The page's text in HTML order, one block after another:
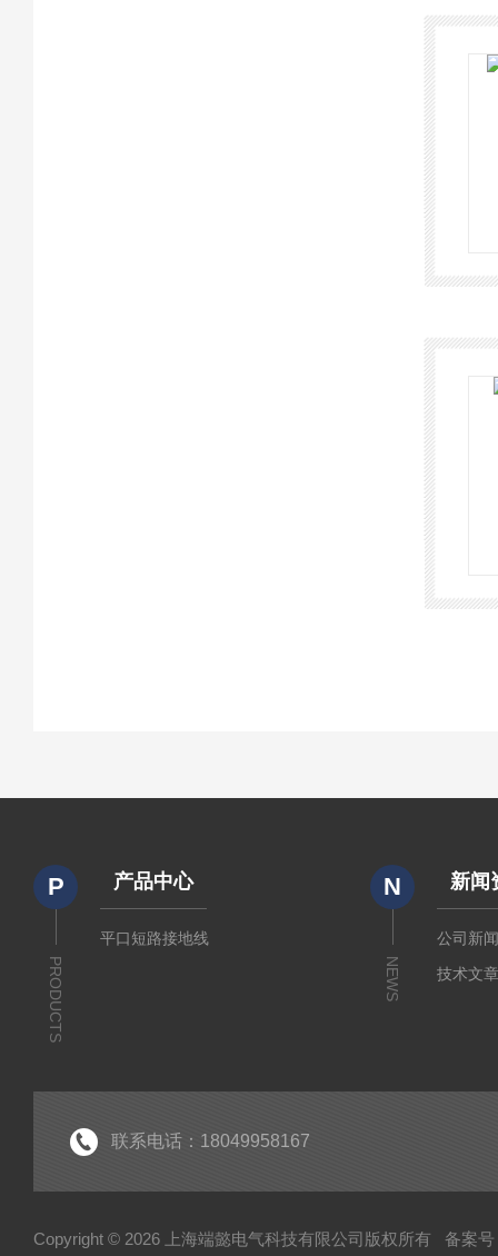
P
PRODUCTS
产品中心
平口短路接地线
N
NEWS
新闻
公司新
技术文
联系电话：18049958167
Copyright © 2026 上海端懿电气科技有限公司版权所有 备案号